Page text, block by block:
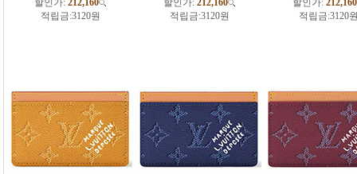
적립금:3120원
적립금:3120원
적립금:3120